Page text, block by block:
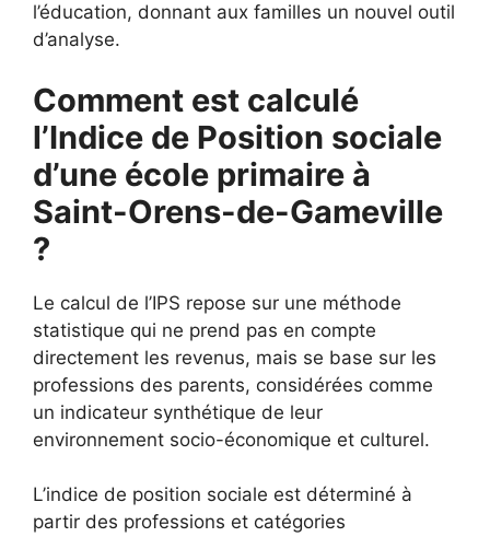
l’éducation, donnant aux familles un nouvel outil
d’analyse.
Comment est calculé
l’Indice de Position sociale
d’une école primaire à
Saint-Orens-de-Gameville
?
Le calcul de l’IPS repose sur une méthode
statistique qui ne prend pas en compte
directement les revenus, mais se base sur les
professions des parents, considérées comme
un indicateur synthétique de leur
environnement socio-économique et culturel.
L’indice de position sociale est déterminé à
partir des professions et catégories